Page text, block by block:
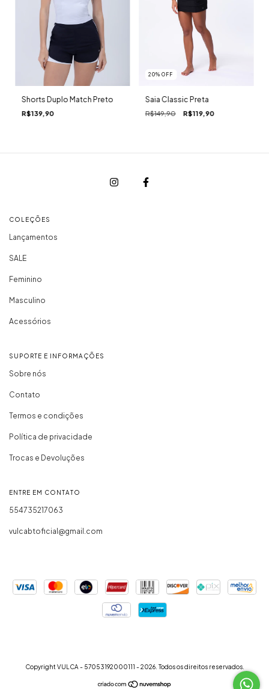
Shorts Duplo Match Preto
R$139,90
20%OFF
Saia Classic Preta
R$149,90 R$119,90
COLEÇÕES
Lançamentos
SALE
Feminino
Masculino
Acessórios
SUPORTE E INFORMAÇÕES
Sobre nós
Contato
Termos e condições
Política de privacidade
Trocas e Devoluções
ENTRE EM CONTATO
554735217063
vulcabtoficial@gmail.com
Copyright VULCA - 57053192000111 - 2026. Todos os direitos reservados.